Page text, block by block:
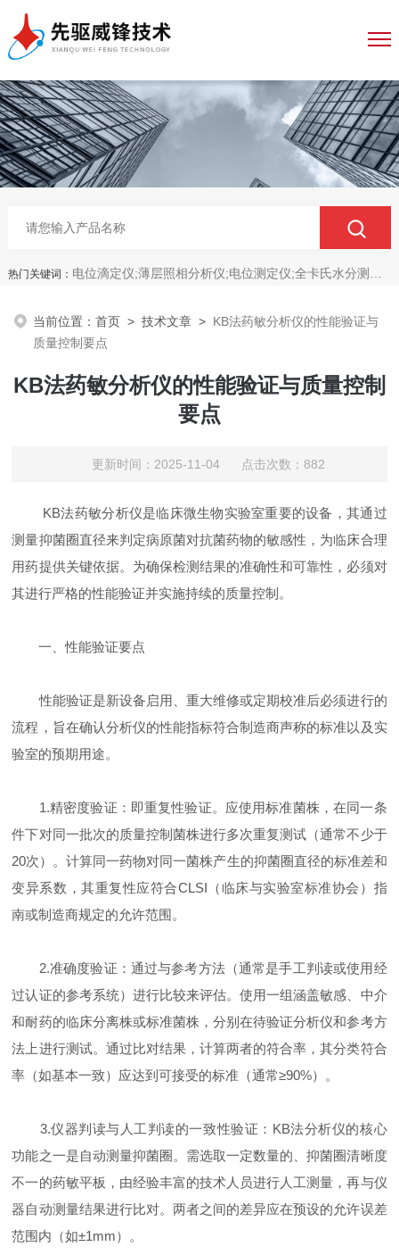
热门关键词： 电位滴定仪;薄层照相分析仪;电位测定仪;全卡氏水分测定仪;全自动永停滴定仪;菌落计数分析仪;抑菌圈测量仪;抑菌圈分析仪
当前位置：首页 >技术文章 > KB法药敏分析仪的性能验证与
质量控制要点
KB法药敏分析仪的性能验证与质量控制
要点
更新时间：2025-11-04 点击次数：882
KB法药敏分析仪是临床微生物实验室重要的设备，其通过
测量抑菌圈直径来判定病原菌对抗菌药物的敏感性，为临床合理
用药提供关键依据。为确保检测结果的准确性和可靠性，必须对
其进行严格的性能验证并实施持续的质量控制。
一、性能验证要点
性能验证是新设备启用、重大维修或定期校准后必须进行的
流程，旨在确认分析仪的性能指标符合制造商声称的标准以及实
验室的预期用途。
1.精密度验证：即重复性验证。应使用标准菌株，在同一条
件下对同一批次的质量控制菌株进行多次重复测试（通常不少于
20次）。计算同一药物对同一菌株产生的抑菌圈直径的标准差和
变异系数，其重复性应符合CLSI（临床与实验室标准协会）指
南或制造商规定的允许范围。
2.准确度验证：通过与参考方法（通常是手工判读或使用经
过认证的参考系统）进行比较来评估。使用一组涵盖敏感、中介
和耐药的临床分离株或标准菌株，分别在待验证分析仪和参考方
法上进行测试。通过比对结果，计算两者的符合率，其分类符合
率（如基本一致）应达到可接受的标准（通常≥90%）。
3.仪器判读与人工判读的一致性验证：KB法分析仪的核心
功能之一是自动测量抑菌圈。需选取一定数量的、抑菌圈清晰度
不一的药敏平板，由经验丰富的技术人员进行人工测量，再与仪
器自动测量结果进行比对。两者之间的差异应在预设的允许误差
范围内（如±1mm）。